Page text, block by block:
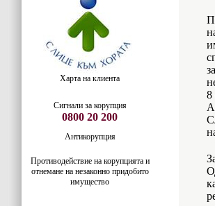
Харта на клиента
Сигнали за корупция
0800 20 200
Антикорупция
Противодействие на корупцията и
отнемане на незаконно придобито
имущество
8